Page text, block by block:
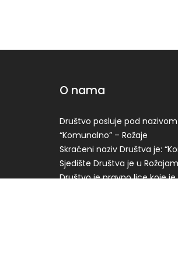
O nama
Društvo posluje pod
“Komunalno” – Rožaje
Skraćeni naziv Društva je:
Sjedište Društva je u
Društvo je pravno lice koje